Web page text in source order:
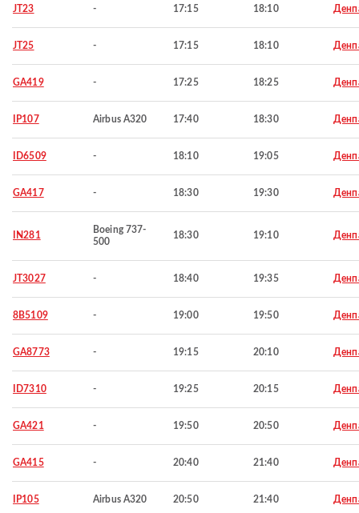
JT23 - 17:15 18:10
JT25 - 17:15 18:10
GA419 - 17:25 18:25
IP107 Airbus A320 17:40 18:30
ID6509 - 18:10 19:05
GA417 - 18:30 19:30
IN281
Boeing 737-
500
18:30 19:10
JT3027 - 18:40 19:35
8B5109 - 19:00 19:50
GA8773 - 19:15 20:10
ID7310 - 19:25 20:15
GA421 - 19:50 20:50
GA415 - 20:40 21:40
IP105 Airbus A320 20:50 21:40